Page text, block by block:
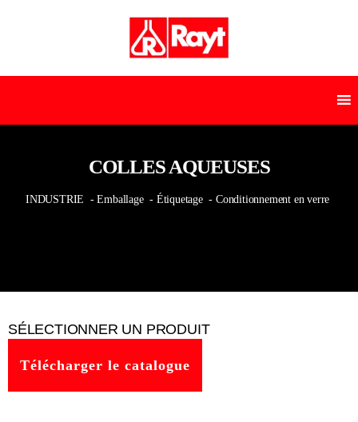
COLLES AQUEUSES
INDUSTRIE - Emballage - Étiquetage - Conditionnement en verre
SÉLECTIONNER UN PRODUIT
Télécharger le catalogue